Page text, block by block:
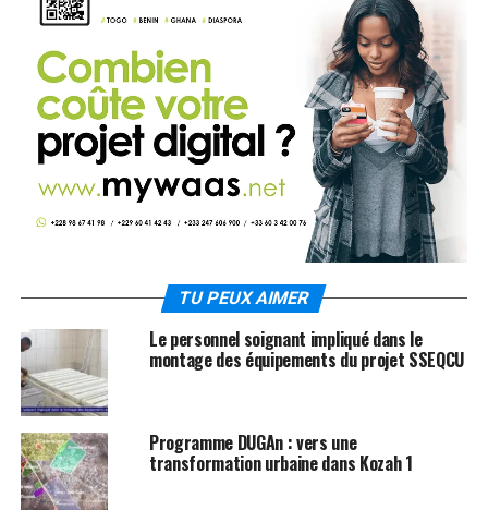
TU PEUX AIMER
Le personnel soignant impliqué dans le
montage des équipements du projet SSEQCU
Programme DUGAn : vers une
transformation urbaine dans Kozah 1